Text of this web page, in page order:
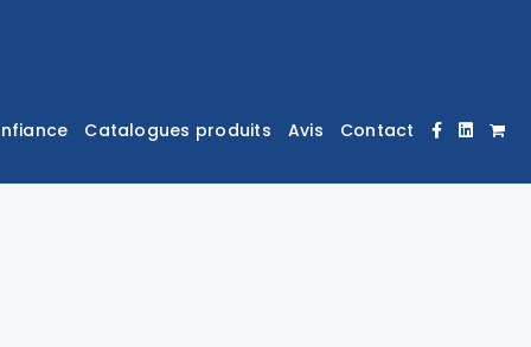
Catalogues produits Avis Contact